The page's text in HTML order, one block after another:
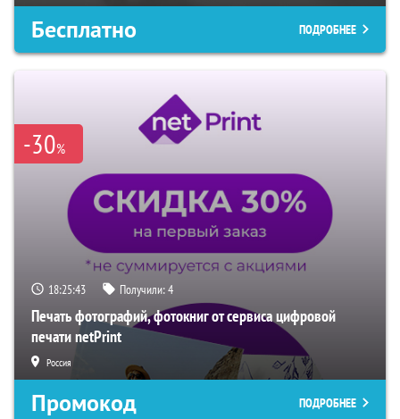
Бесплатно ПОДРОБНЕЕ
-30%
18:25:42 Получили:4
Печать фотографий, фотокниг от сервиса цифровой
печати netPrint
Россия
Промокод ПОДРОБНЕЕ